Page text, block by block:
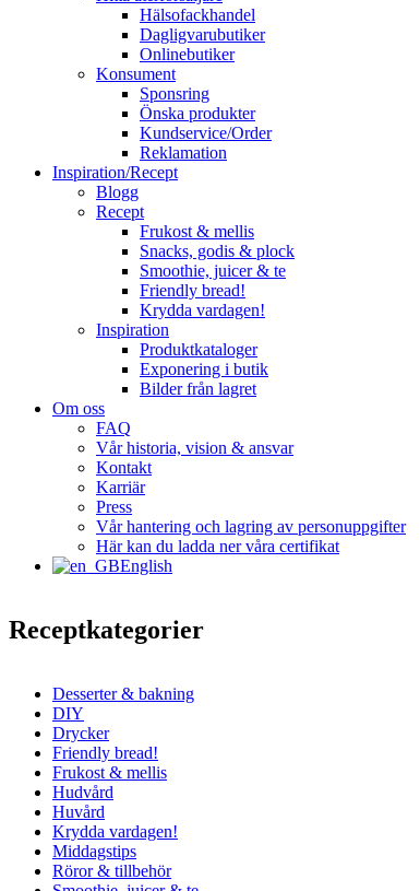
Hälsofackhandel
Dagligvarubutiker
Onlinebutiker
Konsument
Sponsring
Önska produkter
Kundservice/Order
Reklamation
Inspiration/Recept
Blogg
Recept
Frukost & mellis
Snacks, godis & plock
Smoothie, juicer & te
Friendly bread!
Krydda vardagen!
Inspiration
Produktkataloger
Exponering i butik
Bilder från lagret
Om oss
FAQ
Vår historia, vision & ansvar
Kontakt
Karriär
Press
Vår hantering och lagring av personuppgifter
Här kan du ladda ner våra certifikat
English
Receptkategorier
Desserter & bakning
DIY
Drycker
Friendly bread!
Frukost & mellis
Hudvård
Huvård
Krydda vardagen!
Middagstips
Röror & tillbehör